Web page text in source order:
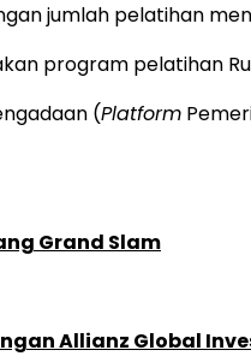
jumlah pelatihan
program pelatihan
(Platform
Grand Slam
Allianz Global